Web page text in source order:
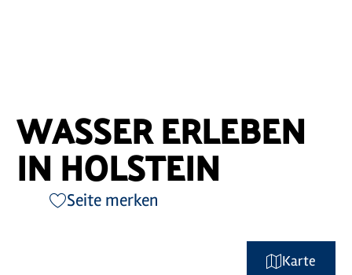
WASSER ERLEBEN
IN HOLSTEIN
Seite merken
Karte